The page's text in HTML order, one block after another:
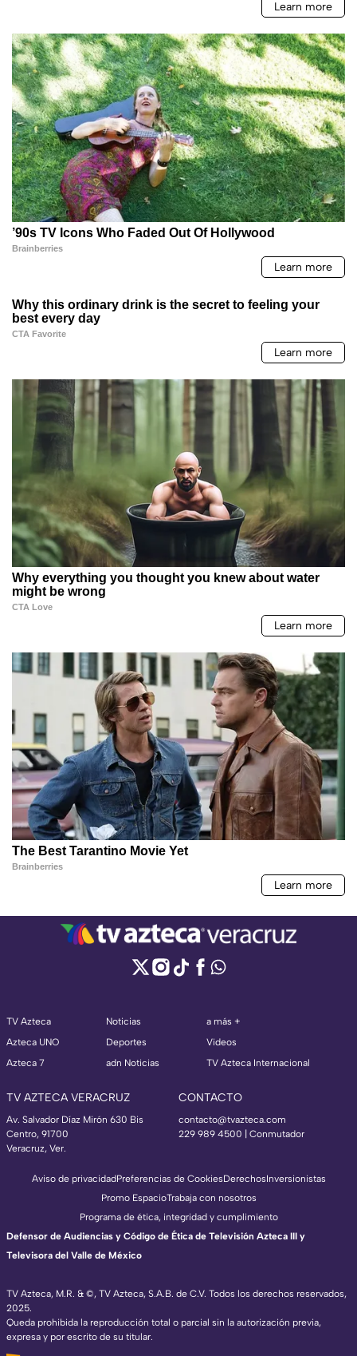
TV Azteca
Azteca UNO
Azteca 7
Noticias
Deportes
adn Noticias
a más +
Videos
TV Azteca Internacional
TV AZTECA VERACRUZ
Av. Salvador Díaz Mirón 630 Bis
Centro, 91700
Veracruz, Ver.
CONTACTO
contacto@tvazteca.com
229 989 4500 | Conmutador
TV Azteca, M.R. & ©, TV Azteca, S.A.B. de C.V. Todos los derechos reservados,
2025.
Queda prohibida la reproducción total o parcial sin la autorización previa,
expresa y por escrito de su titular.
Aviso de privacidadPreferencias de CookiesDerechosInversionistas
Promo EspacioTrabaja con nosotros
Programa de ética, integridad y cumplimiento
Defensor de Audiencias y Código de Ética de Televisión Azteca III y
Televisora del Valle de México